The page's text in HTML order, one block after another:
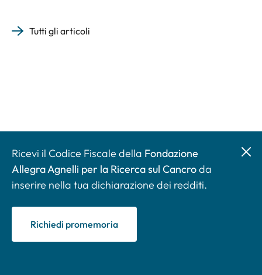
Tutti gli articoli
Ricevi il Codice Fiscale della Fondazione
Allegra Agnelli per la Ricerca sul Cancroda
inserire nella tua dichiarazione dei redditi.
Richiedi promemoria